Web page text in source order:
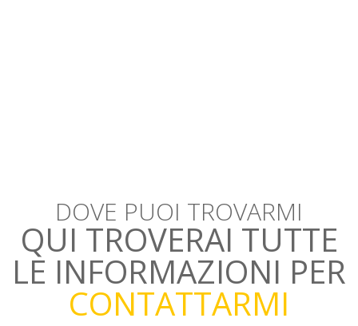
DOVE PUOI TROVARMI
QUI TROVERAI TUTTE
LE INFORMAZIONI PER
CONTATTARMI